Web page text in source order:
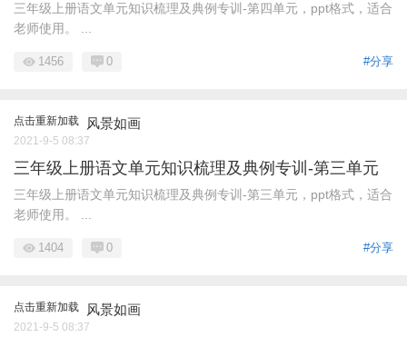
三年级上册语文单元知识梳理及典例专训-第四单元，ppt格式，适合
老师使用。 ...
#分享
1456 0
点击重新加载 风景如画
2021-9-5 08:37
三年级上册语文单元知识梳理及典例专训-第三单元
三年级上册语文单元知识梳理及典例专训-第三单元，ppt格式，适合
老师使用。 ...
#分享
1404 0
点击重新加载 风景如画
2021-9-5 08:37